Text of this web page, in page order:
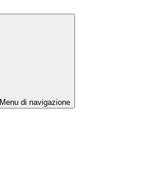
Menu di navigazione